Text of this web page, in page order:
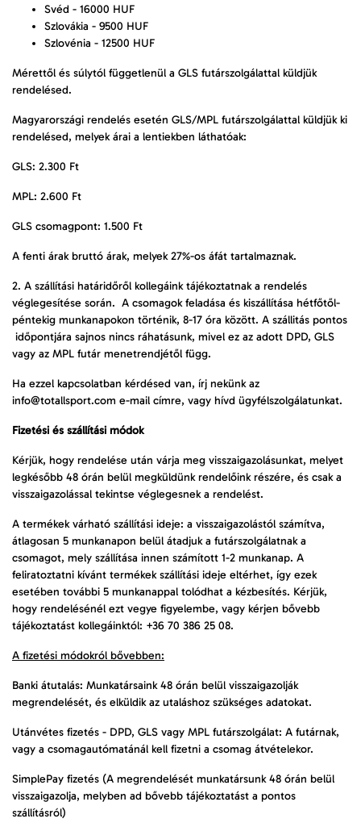
Svéd - 16000 HUF
Szlovákia - 9500 HUF
Szlovénia - 12500 HUF
Mérettől és súlytól függetlenül a GLS futárszolgálattal küldjük
rendelésed.
Magyarországi rendelés esetén GLS/MPL futárszolgálattal küldjük ki
rendelésed, melyek árai a lentiekben láthatóak:
GLS: 2.300 Ft
MPL: 2.600 Ft
GLS csomagpont: 1.500 Ft
A fenti árak bruttó árak, melyek 27%-os áfát tartalmaznak.
2. A szállítási határidőről kollegáink tájékoztatnak a rendelés
véglegesítése során. A csomagok feladása és kiszállítása hétfőtől-
péntekig munkanapokon történik, 8-17 óra között. A szállitás pontos
időpontjára sajnos nincs ráhatásunk, mivel ez az adott DPD, GLS
vagy az MPL futár menetrendjétől függ.
Ha ezzel kapcsolatban kérdésed van, írj nekünk az
info@totallsport.com e-mail címre, vagy hívd ügyfélszolgálatunkat.
Fizetési és szállítási módok
Kérjük, hogy rendelése után várja meg visszaigazolásunkat, melyet
legkésőbb 48 órán belül megküldünk rendelőink részére, és csak a
visszaigazolással tekintse véglegesnek a rendelést.
A termékek várható szállítási ideje: a visszaigazolástól számítva,
átlagosan 5 munkanapon belül átadjuk a futárszolgálatnak a
csomagot, mely szállítása innen számított 1-2 munkanap. A
feliratoztatni kívánt termékek szállítási ideje eltérhet, így ezek
esetében további 5 munkanappal tolódhat a kézbesítés. Kérjük,
hogy rendelésénél ezt vegye figyelembe, vagy kérjen bővebb
tájékoztatást kollegáinktól: +36 70 386 25 08.
A fizetési módokról bővebben:
Banki átutalás: Munkatársaink 48 órán belül visszaigazolják
megrendelését, és elküldik az utaláshoz szükséges adatokat.
Utánvétes fizetés - DPD, GLS vagy MPL futárszolgálat: A futárnak,
vagy a csomagautómatánál kell fizetni a csomag átvételekor.
SimplePay fizetés (A megrendelését munkatársunk 48 órán belül
visszaigazolja, melyben ad bővebb tájékoztatást a pontos
szállításról)